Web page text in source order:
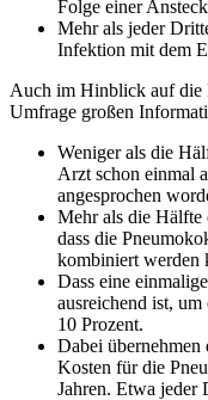
Folge einer
Mehr als jeder
Infektion mit dem
Auch im Hinblick auf die
Umfrage großen
Weniger als die
Arzt schon einmal
angesprochen
Mehr als die Hälfte
dass die
kombiniert werden
Dass eine
ausreichend ist,
10 Prozent.
Dabei übernehmen
Kosten für die
Jahren. Etwa jeder